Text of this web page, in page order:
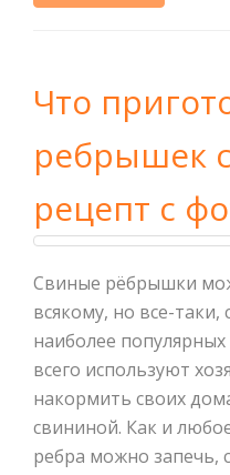
Что
ребрышек
рецепт с
Свиные рёбрышки
всякому, но все-таки,
наиболее
всего используют
накормить своих
свининой. Как и
ребра можно запечь,